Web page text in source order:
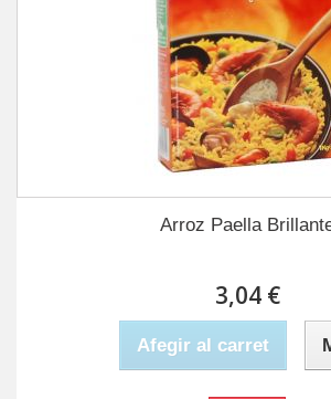
Arroz Paella
3,04 €
Afegir al carret